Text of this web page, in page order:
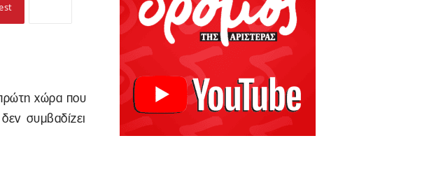
πρώτη χώρα που
συμβαδίζει